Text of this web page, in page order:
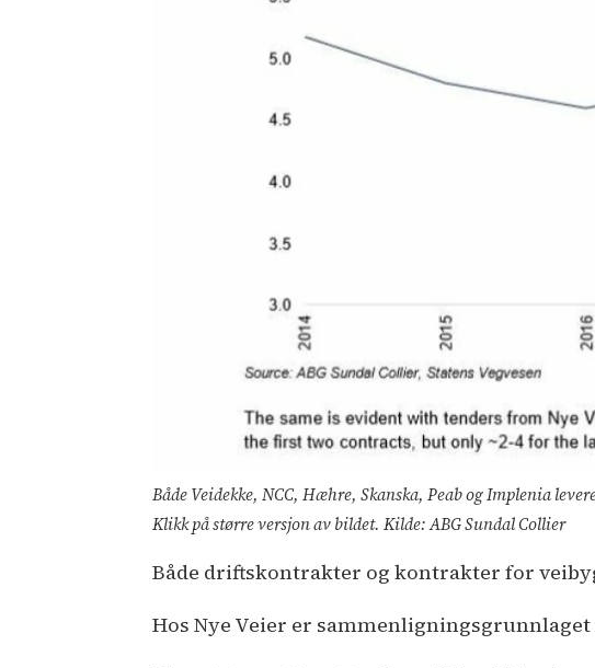
Både Veidekke, NCC, Hæhre, Skanska, Peab og Implenia
Klikk på større versjon av bildet. Kilde: ABG Sundal Collier
Både driftskontrakter og kontrakter for
Hos Nye Veier er